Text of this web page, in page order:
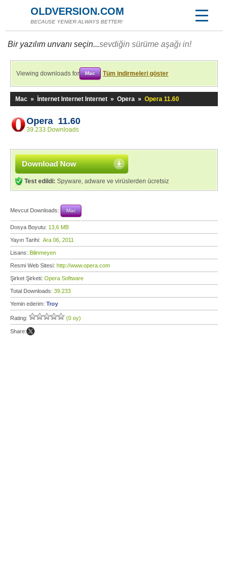
OLDVERSION.COM
BECAUSE YENİER ALWAYS BETTER!
Bir yazılım unvanı seçin...sevdiğin sürüme aşağı in!
Viewing downloads for Mac Tüm indirmeleri göster
Mac » İnternet Internet Internet » Opera » Opera 11.60
Opera 11.60
39.233 Downloads
Download Now
Test edildi: Spyware, adware ve virüslerden ücretsiz
Mevcut Downloads: Mac
Dosya Boyutu: 13,6 MB
Yayın Tarihi: Ara 06, 2011
Lisans: Bilinmeyen
Resmi Web Sitesi: http://www.opera.com
Şirket Şirketi: Opera Software
Total Downloads: 39.233
Yemin ederim: Troy
Rating: (0 oy)
Share: